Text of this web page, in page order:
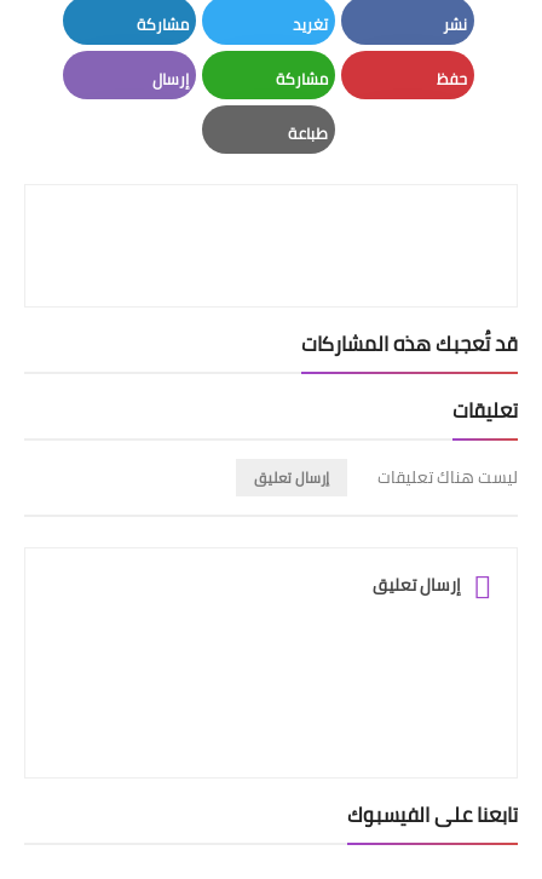
نشر
Facebook
تغريد
Twitter
مشاركة
LinkedIn
حفظ مشاركة
Whatsapp
إرسال
طباعة
قد تُعجبك هذه المشاركات
تعليقات
ليست هناك تعليقات إرسال تعليق
إرسال تعليق
تابعنا على الفيسبوك